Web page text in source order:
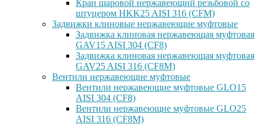
Кран шаровой нержавеющий резьбовой со
штуцером HKK25 AISI 316 (CFM)
Задвижки клиновые нержавеющие муфтовые
Задвижка клиновая нержавеющая муфтовая
GAV15 AISI 304 (CF8)
Задвижка клиновая нержавеющая муфтовая
GAV25 AISI 316 (CF8M)
Вентили нержавеющие муфтовые
Вентили нержавеющие муфтовые GLO15
AISI 304 (CF8)
Вентили нержавеющие муфтовые GLO25
AISI 316 (CF8M)